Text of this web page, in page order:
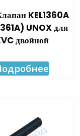
KEL1360A
UNOX для
двойной